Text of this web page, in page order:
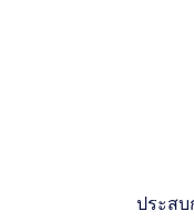
ประส